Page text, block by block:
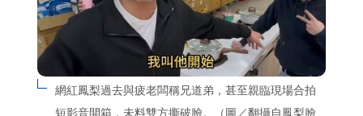
網紅鳳梨過去與疲老闆稱兄道弟，甚至親臨現場合拍
短影音開箱，未料雙方撕破臉。（圖／翻攝自鳳梨臉